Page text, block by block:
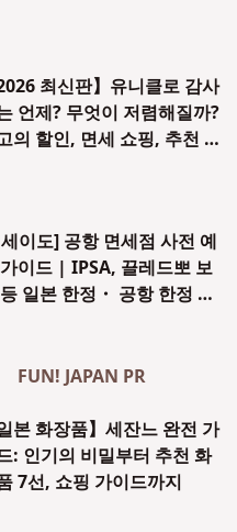
2026 최신판】유니클로 감사
언제? 무엇이 저렴해질까?
의 할인, 면세 쇼핑, 추천 구
이도] 공항 면세점 사전 예
이드 | IPSA, 끌레드뽀 보
일본 한정・ 공항 한정 상
FUN! JAPAN PR
일본 화장품】세잔느 완전 가
: 인기의 비밀부터 추천 화
7선, 쇼핑 가이드까지